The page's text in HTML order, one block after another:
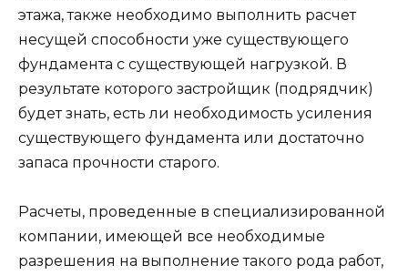
этажа, также необходимо выполнить расчет
несущей способности уже существующего
фундамента с существующей нагрузкой. В
результате которого застройщик (подрядчик)
будет знать, есть ли необходимость усиления
существующего фундамента или достаточно
запаса прочности старого.
Расчеты, проведенные в специализированной
компании, имеющей все необходимые
разрешения на выполнение такого рода работ,